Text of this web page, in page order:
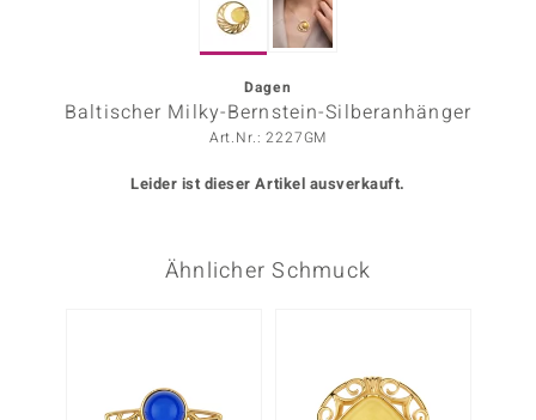
Dagen
Baltischer Milky-Bernstein-Silberanhänger
Art.Nr.: 2227GM
Leider ist dieser Artikel ausverkauft.
Ähnlicher Schmuck